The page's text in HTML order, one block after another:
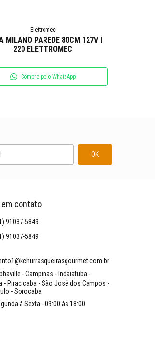
Elettromec
MILANO PAREDE 80CM 127V |
220 ELETTROMEC
Compre pelo WhatsApp
em contato
91037-5849
91037-5849
- Campinas - Indaiatuba -
- Piracicaba - São José dos Campos -
- Sorocaba
à Sexta - 09:00 às 18:00